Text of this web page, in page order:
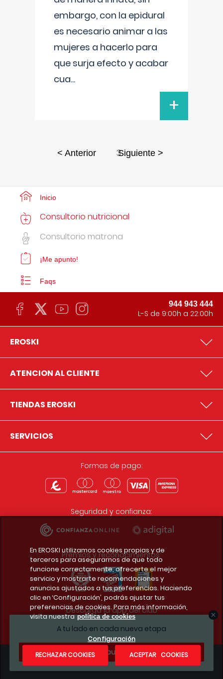
embargo, con la epidural
es necesario animar a las
mujeres a hacerlo para
que surja efecto y acabar
cua...
+
< Anterior 3Siguiente >
A tu lado en cada nueva etapa
¿Te apuntas?
Inicio
Consultorio nutricional
Consultorio matrona
¡Me apunto!
Faqs
944 943 444
L-S de 9:00h a 22:00h
EROSKI
ATENCION AL CLIENTE
TIENDAS EROSKI
SERVICIOS
Formas de pago:
Seguridad y confianza:
Premios y reconocimientos:
Descarga la app del club
Condiciones legales
En EROSKI utilizamos cookies propias y de
terceros para asegurarnos de que todo
funcione correctamente, ofrecerte el mejor
servicio y mostrarte recomendaciones y
anuncios ajustados a tus preferencias. Haciendo
clic en ‘Configuración’, podrás ajustar tus
preferencias de cookies. Para más información,
visita nuestra política de cookies
Configuración
RECHAZAR COOKIES
ACEPTAR COOKIES